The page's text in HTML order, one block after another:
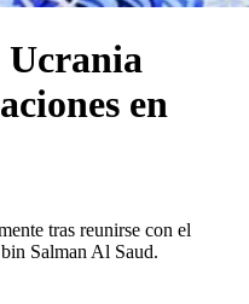
Ucrania
en
tras reunirse con el
Salman Al Saud.